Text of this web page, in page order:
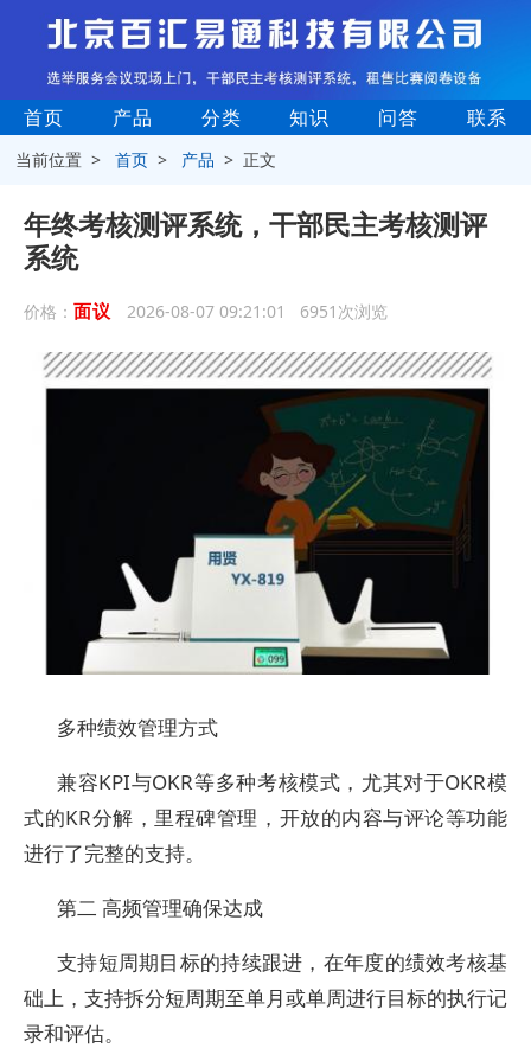
首页 产品 分类 知识 问答 联系
当前位置 >首页 > 产品 > 正文
年终考核测评系统，干部民主考核测评
系统
价格： 面议 2026-08-07 09:21:01 6951次浏览
多种绩效管理方式
兼容KPI与OKR等多种考核模式，尤其对于OKR模
式的KR分解，里程碑管理，开放的内容与评论等功能
进行了完整的支持。
第二 高频管理确保达成
支持短周期目标的持续跟进，在年度的绩效考核基
础上，支持拆分短周期至单月或单周进行目标的执行记
录和评估。